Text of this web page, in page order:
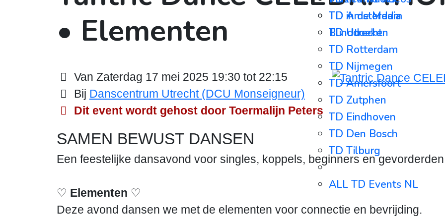
TD in de Media
Blinddoeken
TD Amsterdam
TD Utrecht
TD Rotterdam
TD Nijmegen
TD Amersfoort
TD Zutphen
TD Eindhoven
TD Den Bosch
TD Tilburg
⋯⋯⋯⋯⋯⋯⋯⋯⋯
ALL TD Events NL
• Elementen
Van Zaterdag 17 mei 2025 19:30 tot 22:15
Bij Danscentrum Utrecht (DCU Monseigneur)
Dit event wordt gehost door Toermalijn Peters
SAMEN BEWUST DANSEN
Een feestelijke dansavond voor singles, koppels, beginners en
♡ Elementen ♡
Deze avond dansen we met de elementen voor connectie en bevrijding.